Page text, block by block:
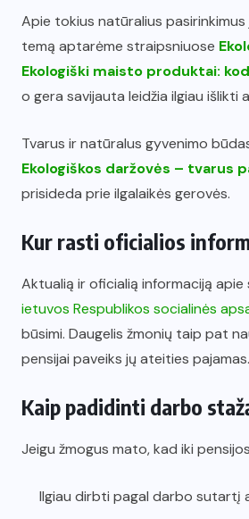
Apie tokius natūralius
temą aptarėme straipsniuose
Ekologiški maisto produktai:
o gera savijauta leidžia ilgiau
Tvarus ir natūralus gyvenimo
Ekologiškos daržovės – tvarus
prisideda prie ilgalaikės gerovės.
Kur rasti oficialios
Aktualią ir oficialią informaciją apie
ietuvos Respublikos socialinės
būsimi. Daugelis žmonių taip pat
pensijai paveiks jų ateities pajamas.
Kaip padidinti darbo
Jeigu žmogus mato, kad iki
Ilgiau dirbti pagal darbo sutartį